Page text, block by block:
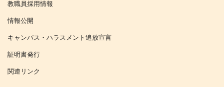
教職員採用情報
情報公開
キャンパス・ハラスメント追放宣言
証明書発行
関連リンク